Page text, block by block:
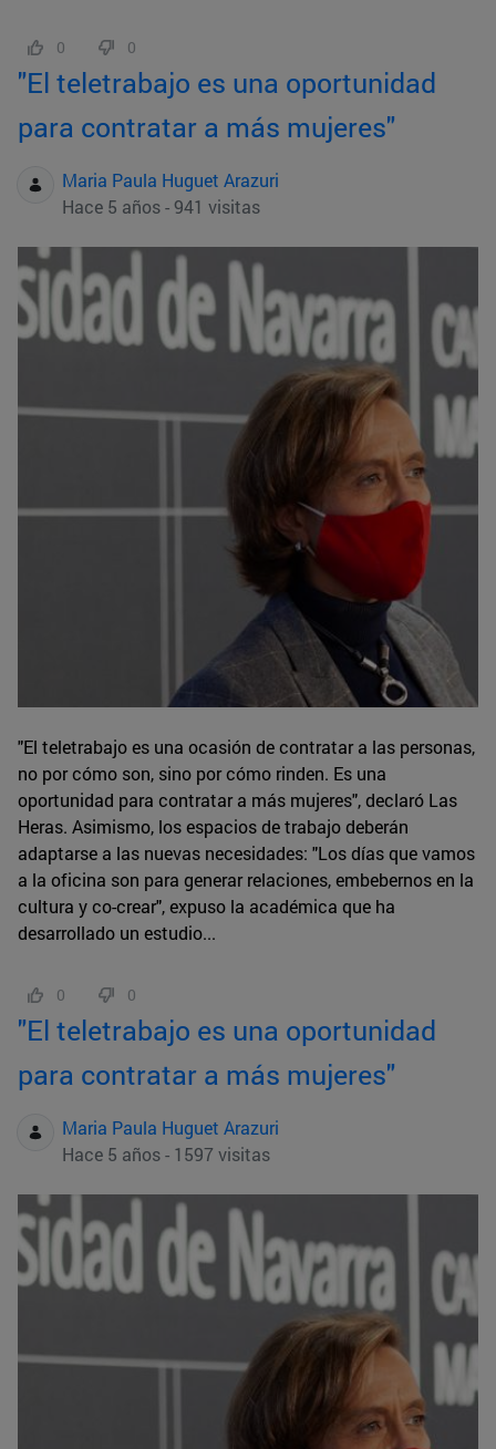
0 0
"El teletrabajo es una oportunidad
para contratar a más mujeres"
Maria Paula Huguet Arazuri
Hace 5 años - 941 visitas
"El teletrabajo es una ocasión de contratar a las personas,
no por cómo son, sino por cómo rinden. Es una
oportunidad para contratar a más mujeres", declaró Las
Heras. Asimismo, los espacios de trabajo deberán
adaptarse a las nuevas necesidades: "Los días que vamos
a la oficina son para generar relaciones, embebernos en la
cultura y co-crear", expuso la académica que ha
desarrollado un estudio...
0 0
"El teletrabajo es una oportunidad
para contratar a más mujeres"
Maria Paula Huguet Arazuri
Hace 5 años - 1597 visitas